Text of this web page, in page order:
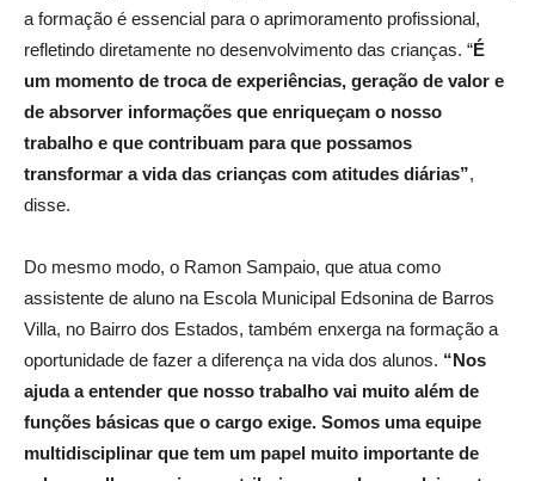
a formação é essencial para o aprimoramento profissional,
refletindo diretamente no desenvolvimento das crianças. “É
um momento de troca de experiências, geração de valor e
de absorver informações que enriqueçam o nosso
trabalho e que contribuam para que possamos
transformar a vida das crianças com atitudes diárias”,
disse.
Do mesmo modo, o Ramon Sampaio, que atua como
assistente de aluno na Escola Municipal Edsonina de Barros
Villa, no Bairro dos Estados, também enxerga na formação a
oportunidade de fazer a diferença na vida dos alunos. “Nos
ajuda a entender que nosso trabalho vai muito além de
funções básicas que o cargo exige. Somos uma equipe
multidisciplinar que tem um papel muito importante de